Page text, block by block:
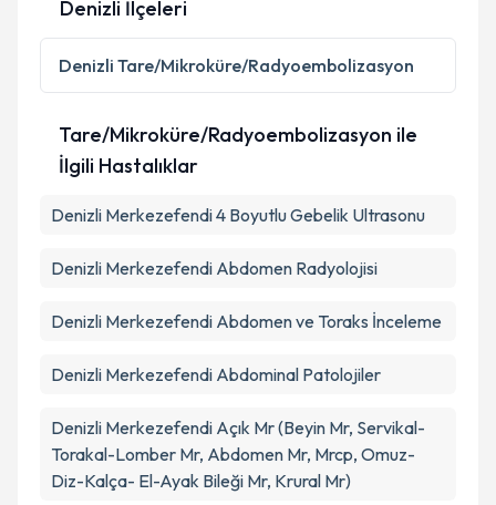
Kişisel verilerimin işlenmesine ilişkinAydınlatma
Metni 'ni okudum ve kişisel verilerimin belirtilen
Takvim Talebini Gönder
Denizli İlçeleri
Denizli Tare/Mikroküre/Radyoembolizasyon
Tare/Mikroküre/Radyoembolizasyon ile
İlgili Hastalıklar
Denizli Merkezefendi 4 Boyutlu Gebelik Ultrasonu
Denizli Merkezefendi Abdomen Radyolojisi
Denizli Merkezefendi Abdomen ve Toraks İnceleme
Denizli Merkezefendi Abdominal Patolojiler
Denizli Merkezefendi Açık Mr (Beyin Mr, Servikal-
Torakal-Lomber Mr, Abdomen Mr, Mrcp, Omuz-
Diz-Kalça- El-Ayak Bileği Mr, Krural Mr)